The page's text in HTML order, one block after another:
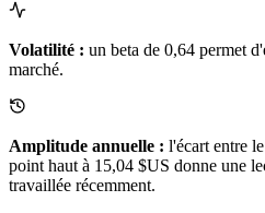
Volatilité : un beta de 0,64 permet
marché.
Amplitude annuelle : l'écart entre
point haut à 15,04 $US donne une
travaillée récemment.